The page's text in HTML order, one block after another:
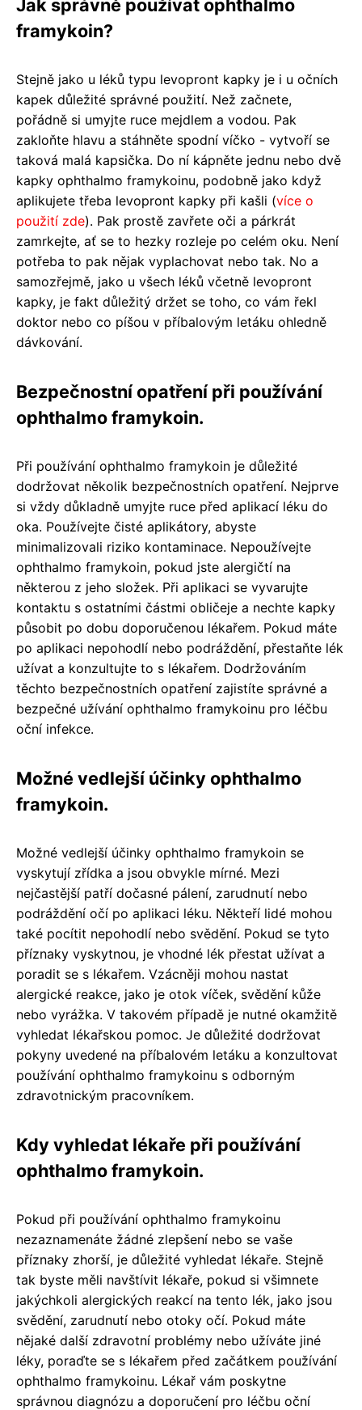
Jak správně používat ophthalmo
framykoin?
Stejně jako u léků typu levopront kapky je i u očních
kapek důležité správné použití. Než začnete,
pořádně si umyjte ruce mejdlem a vodou. Pak
zakloňte hlavu a stáhněte spodní víčko - vytvoří se
taková malá kapsička. Do ní kápněte jednu nebo dvě
kapky ophthalmo framykoinu, podobně jako když
aplikujete třeba levopront kapky při kašli (více o
použití zde). Pak prostě zavřete oči a párkrát
zamrkejte, ať se to hezky rozleje po celém oku. Není
potřeba to pak nějak vyplachovat nebo tak. No a
samozřejmě, jako u všech léků včetně levopront
kapky, je fakt důležitý držet se toho, co vám řekl
doktor nebo co píšou v příbalovým letáku ohledně
dávkování.
Bezpečnostní opatření při používání
ophthalmo framykoin.
Při používání ophthalmo framykoin je důležité
dodržovat několik bezpečnostních opatření. Nejprve
si vždy důkladně umyjte ruce před aplikací léku do
oka. Používejte čisté aplikátory, abyste
minimalizovali riziko kontaminace. Nepoužívejte
ophthalmo framykoin, pokud jste alergičtí na
některou z jeho složek. Při aplikaci se vyvarujte
kontaktu s ostatními částmi obličeje a nechte kapky
působit po dobu doporučenou lékařem. Pokud máte
po aplikaci nepohodlí nebo podráždění, přestaňte lék
užívat a konzultujte to s lékařem. Dodržováním
těchto bezpečnostních opatření zajistíte správné a
bezpečné užívání ophthalmo framykoinu pro léčbu
oční infekce.
Možné vedlejší účinky ophthalmo
framykoin.
Možné vedlejší účinky ophthalmo framykoin se
vyskytují zřídka a jsou obvykle mírné. Mezi
nejčastější patří dočasné pálení, zarudnutí nebo
podráždění očí po aplikaci léku. Někteří lidé mohou
také pocítit nepohodlí nebo svědění. Pokud se tyto
příznaky vyskytnou, je vhodné lék přestat užívat a
poradit se s lékařem. Vzácněji mohou nastat
alergické reakce, jako je otok víček, svědění kůže
nebo vyrážka. V takovém případě je nutné okamžitě
vyhledat lékařskou pomoc. Je důležité dodržovat
pokyny uvedené na příbalovém letáku a konzultovat
používání ophthalmo framykoinu s odborným
zdravotnickým pracovníkem.
Kdy vyhledat lékaře při používání
ophthalmo framykoin.
Pokud při používání ophthalmo framykoinu
nezaznamenáte žádné zlepšení nebo se vaše
příznaky zhorší, je důležité vyhledat lékaře. Stejně
tak byste měli navštívit lékaře, pokud si všimnete
jakýchkoli alergických reakcí na tento lék, jako jsou
svědění, zarudnutí nebo otoky očí. Pokud máte
nějaké další zdravotní problémy nebo užíváte jiné
léky, poraďte se s lékařem před začátkem používání
ophthalmo framykoinu. Lékař vám poskytne
správnou diagnózu a doporučení pro léčbu oční